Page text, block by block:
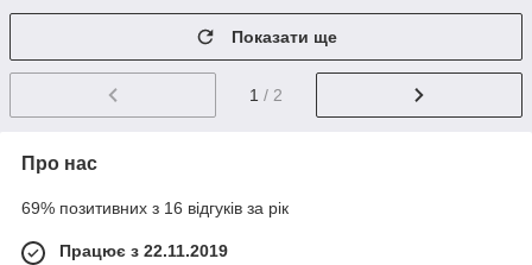
Показати ще
1 / 2
Про нас
69% позитивних з 16 відгуків за рік
Працює з 22.11.2019